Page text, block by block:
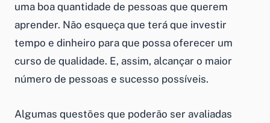
uma boa quantidade de pessoas que querem
aprender. Não esqueça que terá que investir
tempo e dinheiro para que possa oferecer um
curso de qualidade. E, assim, alcançar o maior
número de pessoas e sucesso possíveis.
Algumas questões que poderão ser avaliadas